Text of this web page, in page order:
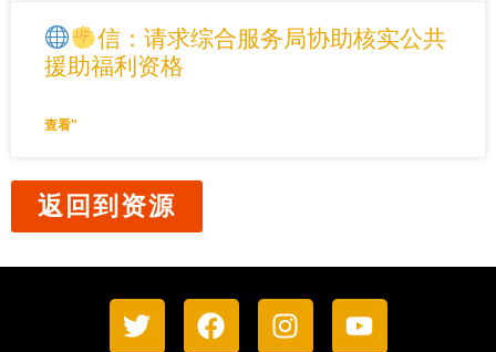
信：请求综合服务局协助核实公共
援助福利资格
查看"
返回到资源